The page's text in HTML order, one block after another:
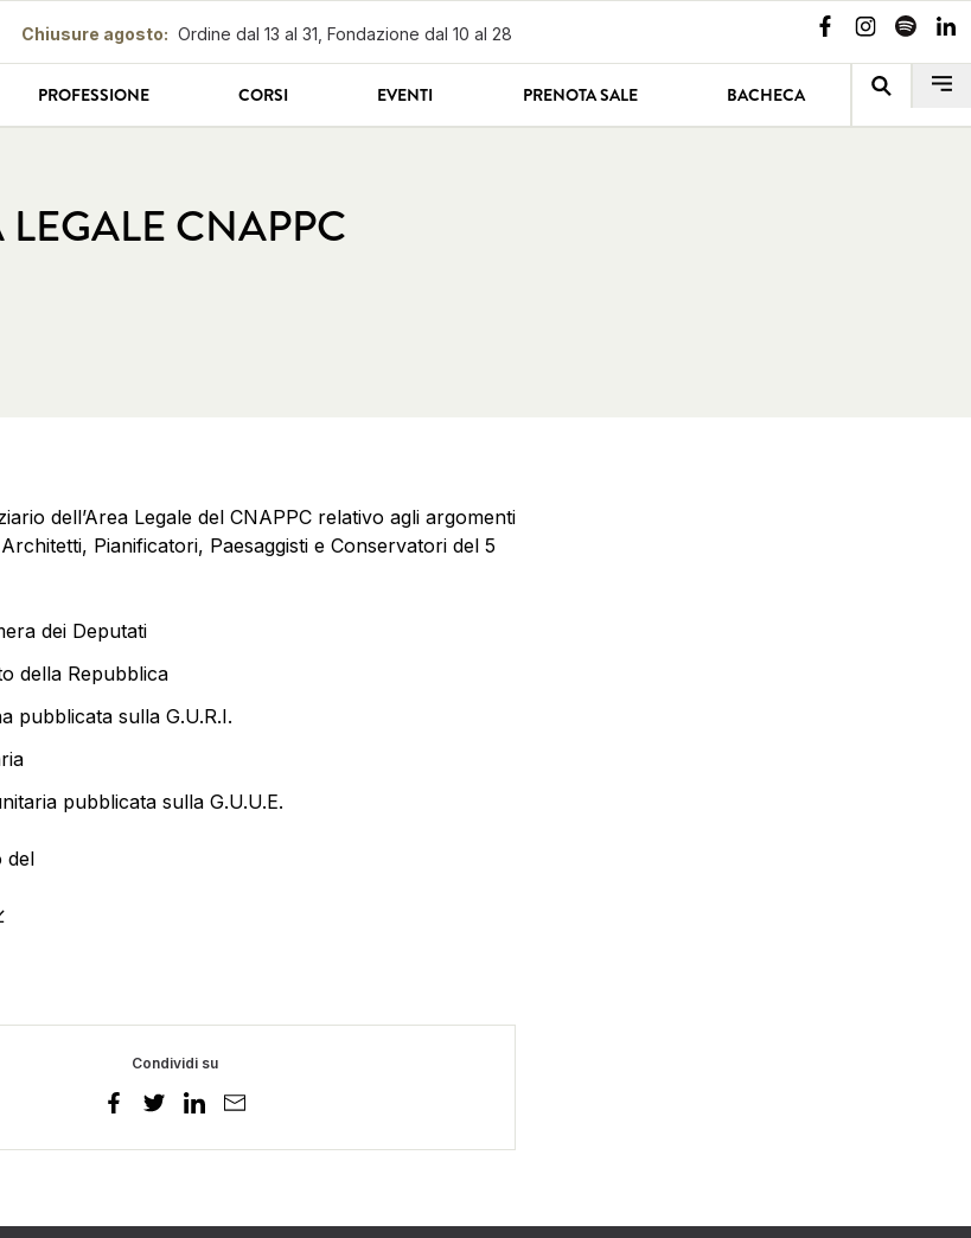
Chiusure agosto: Ordine dal 13 al 31, Fondazione dal 10 al 28
PROFESSIONE CORSI EVENTI PRENOTA SALE BACHECA
CNAPPC
dell’Area Legale del CNAPPC relativo agli argomenti
Pianificatori, Paesaggisti e Conservatori del 5
dei Deputati
della Repubblica
pubblicata sulla G.U.R.I.
pubblicata sulla G.U.U.E.
del
Condividi su